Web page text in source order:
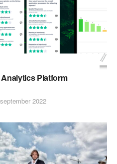
Platform
2022